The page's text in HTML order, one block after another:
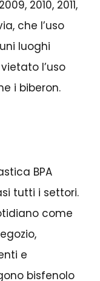
2010, 2011,
che l’uso
luoghi
l’uso
i biberon.
BPA
tutti i settori.
come
e
bisfenolo